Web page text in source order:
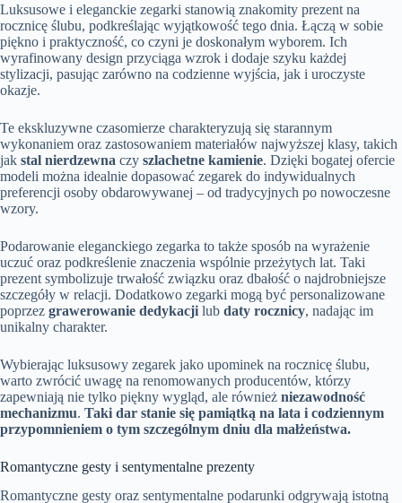
Luksusowe i eleganckie zegarki stanowią znakomity prezent na
rocznicę ślubu, podkreślając wyjątkowość tego dnia. Łączą w sobie
piękno i praktyczność, co czyni je doskonałym wyborem. Ich
wyrafinowany design przyciąga wzrok i dodaje szyku każdej
stylizacji, pasując zarówno na codzienne wyjścia, jak i uroczyste
okazje.
Te ekskluzywne czasomierze charakteryzują się starannym
wykonaniem oraz zastosowaniem materiałów najwyższej klasy, takich
jak stal nierdzewna czy szlachetne kamienie. Dzięki bogatej ofercie
modeli można idealnie dopasować zegarek do indywidualnych
preferencji osoby obdarowywanej – od tradycyjnych po nowoczesne
wzory.
Podarowanie eleganckiego zegarka to także sposób na wyrażenie
uczuć oraz podkreślenie znaczenia wspólnie przeżytych lat. Taki
prezent symbolizuje trwałość związku oraz dbałość o najdrobniejsze
szczegóły w relacji. Dodatkowo zegarki mogą być personalizowane
poprzez grawerowanie dedykacji lub daty rocznicy, nadając im
unikalny charakter.
Wybierając luksusowy zegarek jako upominek na rocznicę ślubu,
warto zwrócić uwagę na renomowanych producentów, którzy
zapewniają nie tylko piękny wygląd, ale również niezawodność
mechanizmu. Taki dar stanie się pamiątką na lata i codziennym
przypomnieniem o tym szczególnym dniu dla małżeństwa.
Romantyczne gesty i sentymentalne prezenty
Romantyczne gesty oraz sentymentalne podarunki odgrywają istotną